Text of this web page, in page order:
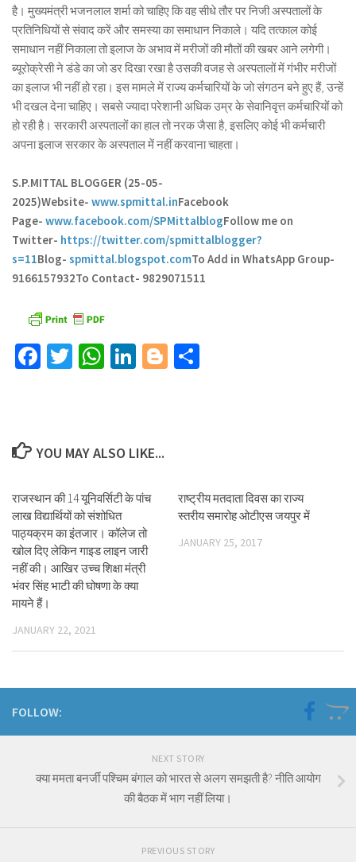
है। मुख्यमंत्री भजनलाल शर्मा को चाहिए कि वह सीधे तौर पर निजी अस्पतालों के
प्रतिनिधियों से संवाद करें और समस्या का समाधान निकाले। यदि तत्काल कोई
समाधान नहीं निकाला तो इलाज के अभाव में मरीजों की मौतों की खबर आने लगेगी।
ब्यूरोक्रेसी ने डंडे का जो डर दिखा रखा है उसकी वजह से अस्पतालों में गंभीर मरीजों
का इलाज भी नहीं हो रहा। इस मामले में राज्य कर्मचारियों के जो संगठन बने हुए हैं, उन्हें
भी दखल देना चाहिए। सबसे ज्यादा परेशानी अधिक उम्र के सेवानिवृत्त कर्मचारियों को
हो रही है। सरकारी अस्पतालों का हाल तो नरक जैसा है, इसलिए कोई भी कर्मचारी
अपना इलाज सरकार के अस्पताल में नहीं करवाना चाहता।
S.P.MITTAL BLOGGER (25-05-
2025)Website- www.spmittal.inFacebook
Page- www.facebook.com/SPMittalblogFollow me on
Twitter- https://twitter.com/spmittalblogger?
s=11Blog- spmittal.blogspot.comTo Add in WhatsApp Group-
9166157932To Contact- 9829071511
Facebook
TwitterWhatsApp
LinkedIn
Blogger
YOU MAY ALSO LIKE...
राजस्थान की 14 यूनिवर्सिटी के पांच
लाख विद्यार्थियों को संशोधित
पाठ्यक्रम का इंतजार। कॉलेज तो
खोल दिए लेकिन गाइड लाइन जारी
नहीं की। आखिर उच्च शिक्षा मंत्री
भंवर सिंह भाटी की घोषणा के क्या
मायने हैं।
JANUARY 22, 2021
राष्ट्रीय मतदाता दिवस का राज्य
स्तरीय समारोह ओटीएस जयपुर में
JANUARY 25, 2017
FOLLOW:
NEXT STORY
क्या ममता बनर्जी पश्चिम बंगाल को भारत से अलग समझती है? नीति आयोग
की बैठक में भाग नहीं लिया।
PREVIOUS STORY